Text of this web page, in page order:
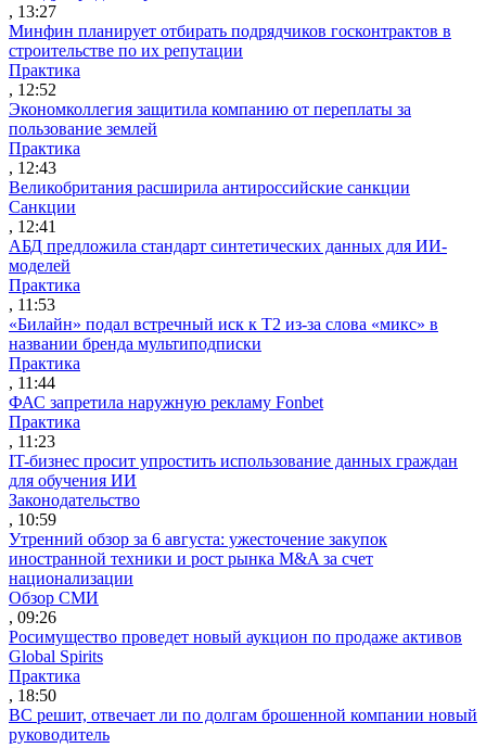
, 13:27
Минфин планирует отбирать подрядчиков госконтрактов в
строительстве по их репутации
Практика
, 12:52
Экономколлегия защитила компанию от переплаты за
пользование землей
Практика
, 12:43
Великобритания расширила антироссийские санкции
Санкции
, 12:41
АБД предложила стандарт синтетических данных для ИИ-
моделей
Практика
, 11:53
«Билайн» подал встречный иск к Т2 из-за слова «микс» в
названии бренда мультиподписки
Практика
, 11:44
ФАС запретила наружную рекламу Fonbet
Практика
, 11:23
IT-бизнес просит упростить использование данных граждан
для обучения ИИ
Законодательство
, 10:59
Утренний обзор за 6 августа: ужесточение закупок
иностранной техники и рост рынка M&A за счет
национализации
Обзор СМИ
, 09:26
Росимущество проведет новый аукцион по продаже активов
Global Spirits
Практика
, 18:50
ВС решит, отвечает ли по долгам брошенной компании новый
руководитель